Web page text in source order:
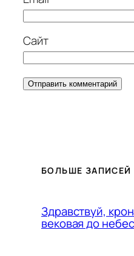
Сайт
БОЛЬШЕ ЗАПИСЕЙ
Здравствуй,
вековая до